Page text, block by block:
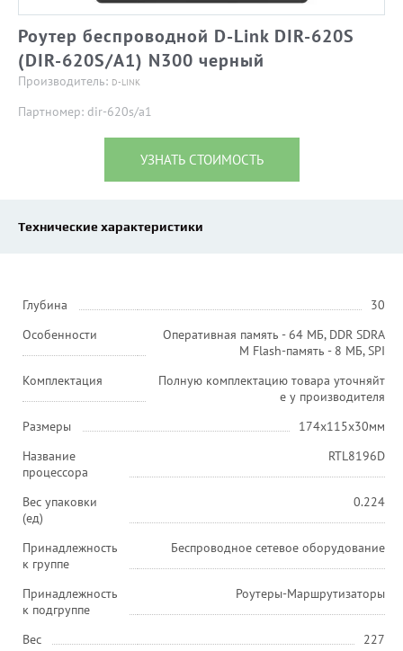
Роутер беспроводной D-Link DIR-620S
(DIR-620S/A1) N300 черный
Производитель: D-LINK
Партномер: dir-620s/a1
УЗНАТЬ СТОИМОСТЬ
Технические характеристики
Глубина
30
Особенности
Оперативная память - 64 МБ, DDR SDRA
M Flash-память - 8 МБ, SPI
Комплектация
Полную комплектацию товара уточняйт
е у производителя
Размеры
174x115x30мм
Название
процессора
RTL8196D
Вес упаковки
(ед)
0.224
Принадлежность
к группе
Беспроводное сетевое оборудование
Принадлежность
к подгруппе
Роутеры-Маршрутизаторы
Вес
227